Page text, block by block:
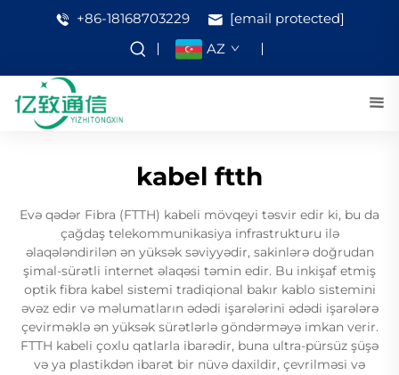
+86-18168703229
[email protected]
AZ
kabel ftth
Evə qədər Fibra (FTTH) kabeli mövqeyi təsvir edir ki, bu da
çağdaş telekommunikasiya infrastrukturu ilə
əlaqələndirilən ən yüksək səviyyədir, sakinlərə doğrudan
şimal-sürətli internet əlaqəsi təmin edir. Bu inkişaf etmiş
optik fibra kabel sistemi tradiqional bakır kablo sistemini
əvəz edir və məlumatların ədədi işarələrini ədədi işarələrə
çevirməklə ən yüksək sürətlərlə göndərməyə imkan verir.
FTTH kabeli çoxlu qatlarla ibarədir, buna ultra-pürsüz şüşə
və ya plastikdən ibarət bir nüvə daxildir, çevrilməsi və